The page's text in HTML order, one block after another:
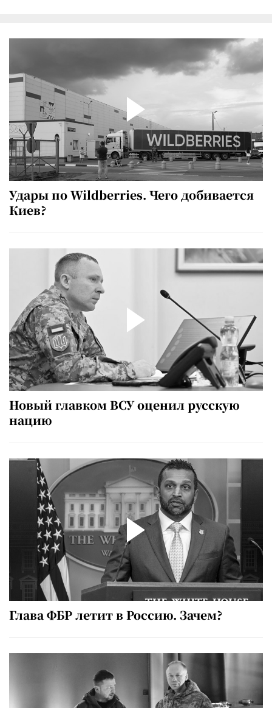
Удары по Wildberries. Чего добивается
Киев?
Новый главком ВСУ оценил русскую
нацию
Глава ФБР летит в Россию. Зачем?